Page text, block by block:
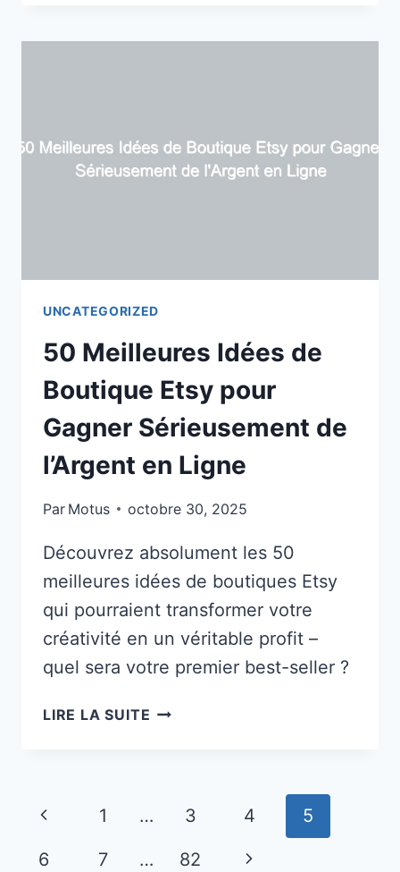
UNE
IMPRIMANTE
UNCATEGORIZED
50 Meilleures Idées de
Boutique Etsy pour
Gagner Sérieusement de
l’Argent en Ligne
Par Motus octobre 30, 2025
Découvrez absolument les 50
meilleures idées de boutiques Etsy
qui pourraient transformer votre
créativité en un véritable profit –
quel sera votre premier best-seller ?
LIRE LA SUITE 50
ETSY
GAGNER
Navigation
de
Page
précédente
1 … 3 4 5
6 7 … 82 Page